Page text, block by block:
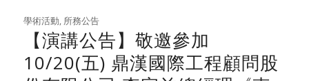
學術活動,所務公告
【演講公告】敬邀參加
10/20(五) ⿍漢國際工程顧問股